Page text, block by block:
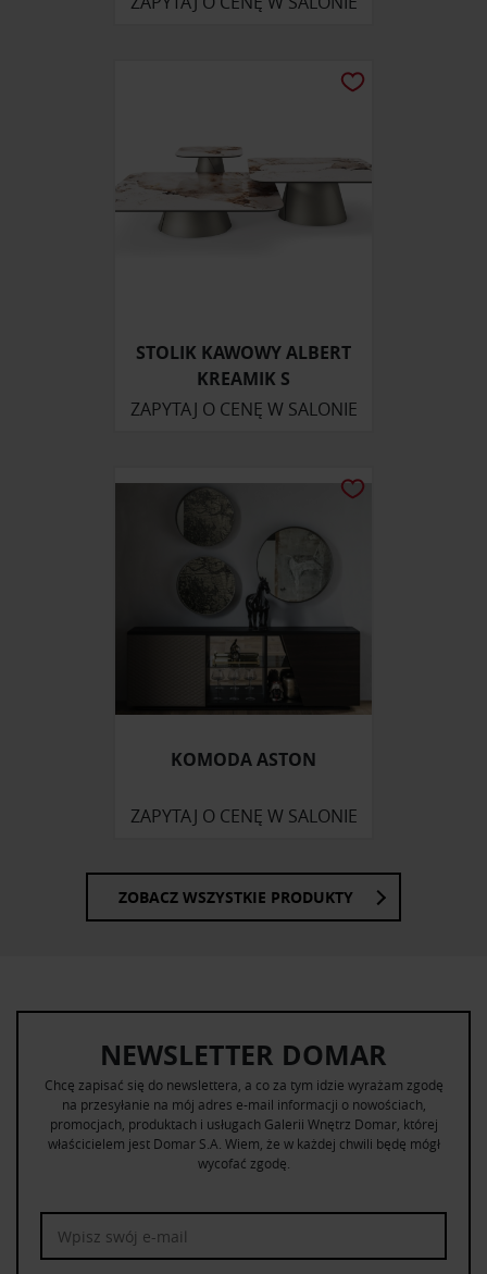
STOLIK KAWOWY ALBERT
KREAMIK S
ZAPYTAJ O CENĘ W SALONIE
KOMODA ASTON
ZAPYTAJ O CENĘ W SALONIE
ZOBACZ WSZYSTKIE PRODUKTY
NEWSLETTER DOMAR
Chcę zapisać się do newslettera, a co za tym idzie wyrażam zgodę
na przesyłanie na mój adres e-mail informacji o nowościach,
promocjach, produktach i usługach Galerii Wnętrz Domar, której
właścicielem jest Domar S.A. Wiem, że w każdej chwili będę mógł
wycofać zgodę.